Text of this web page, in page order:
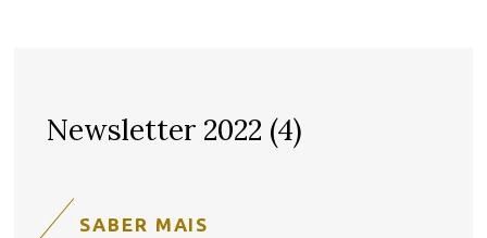
Newsletter 2022 (4)
SABER MAIS